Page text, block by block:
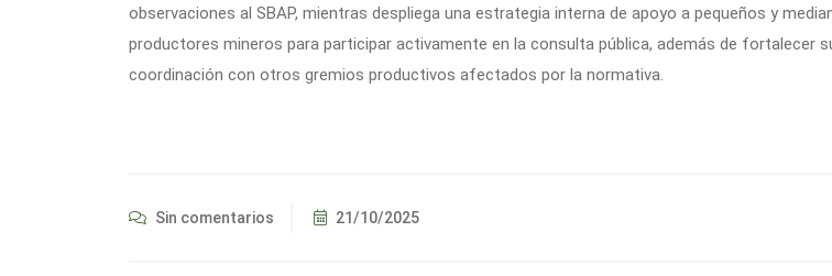
observaciones al SBAP, mientras despliega una estrategia interna de apoyo a pequeños y
productores mineros para participar activamente en la consulta pública, además de fortalecer
coordinación con otros gremios productivos afectados por la normativa.
Sin comentarios 21/10/2025